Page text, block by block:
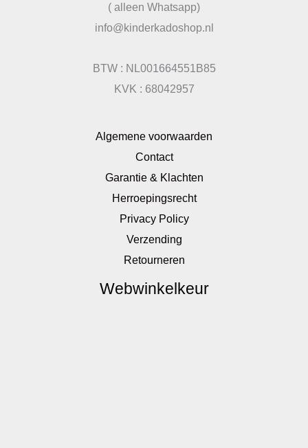
( alleen Whatsapp)
info@kinderkadoshop.nl
BTW : NL001664551B85
KVK : 68042957
Algemene voorwaarden
Contact
Garantie & Klachten
Herroepingsrecht
Privacy Policy
Verzending
Retourneren
Webwinkelkeur